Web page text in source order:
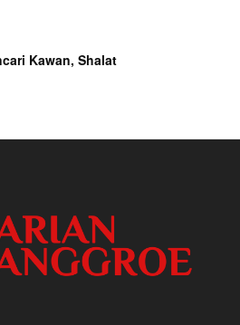
Kawan, Shalat